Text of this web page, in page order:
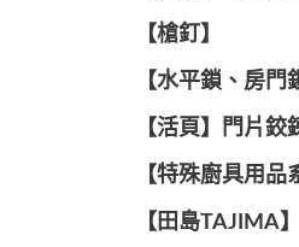
【槍釘】
【水平鎖、房門
【活頁】門片鉸
【特殊廚具用品
【田島TAJIMA】